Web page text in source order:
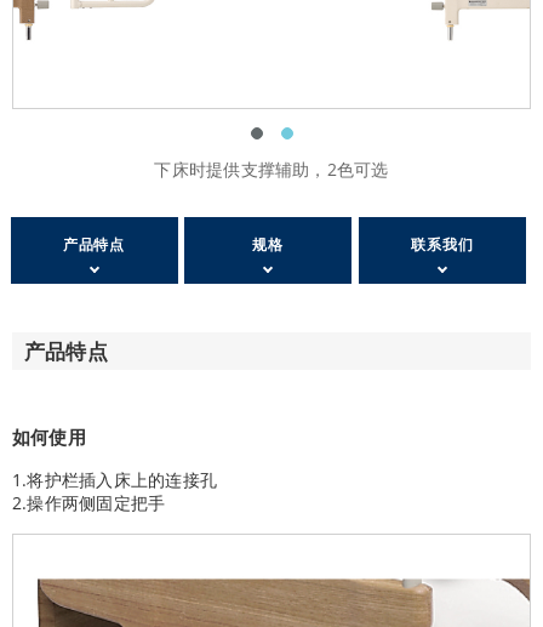
下床时提供支撑辅助，2色可选
产品特点 规格 联系我们
产品特点
如何使用
1.将护栏插入床上的连接孔
2.操作两侧固定把手